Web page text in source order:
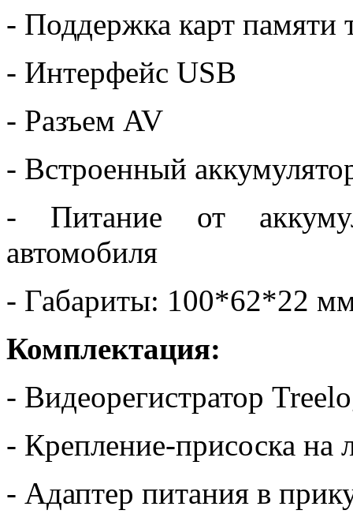
- Поддержка карт памяти
- Интерфейс USB
- Разъем AV
- Встроенный
- Питание от
автомобиля
- Габариты: 100*62*22
Комплектация:
- Видеорегистратор
- Крепление-присоска на
- Адаптер питания в